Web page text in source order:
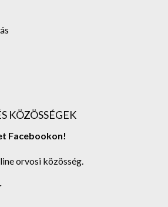
KÖZÖSSÉGEK
Facebookon!
orvosi közösség.